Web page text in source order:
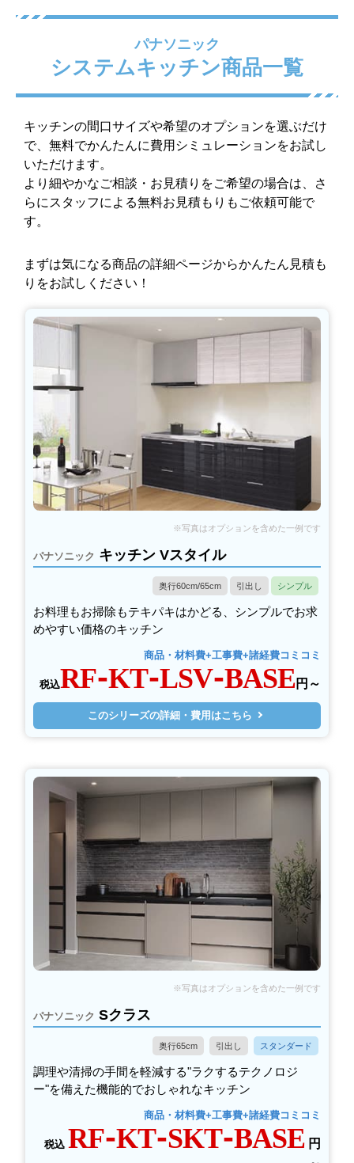
パナソニック
システムキッチン商品一覧
キッチンの間口サイズや希望のオプションを選ぶだけ
で、無料でかんたんに費用シミュレーションをお試し
いただけます。
より細やかなご相談・お見積りをご希望の場合は、さ
らにスタッフによる無料お見積もりもご依頼可能で
す。
まずは気になる商品の詳細ページからかんたん見積も
りをお試しください！
パナソニック キッチン Vスタイル
奥行60cm/65cm 引出し シンプル
お料理もお掃除もテキパキはかどる、シンプルでお求
めやすい価格のキッチン
商品・材料費+工事費+諸経費コミコミ
税込RF-KT-LSV-BASE円～
このシリーズの詳細・費用はこちら
パナソニック Sクラス
奥行65cm 引出し スタンダード
調理や清掃の手間を軽減する"ラクするテクノロジ
ー"を備えた機能的でおしゃれなキッチン
商品・材料費+工事費+諸経費コミコミ
税込 RF-KT-SKT-BASE 円